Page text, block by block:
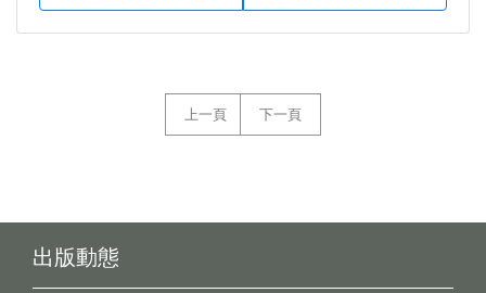
上一頁 下一頁
出版動態